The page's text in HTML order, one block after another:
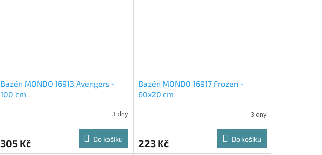
Bazén MONDO 16913 Avengers -
100 cm
3 dny
305 Kč Do košíku
Bazén MONDO 16917 Frozen -
60x20 cm
3 dny
223 Kč Do košíku